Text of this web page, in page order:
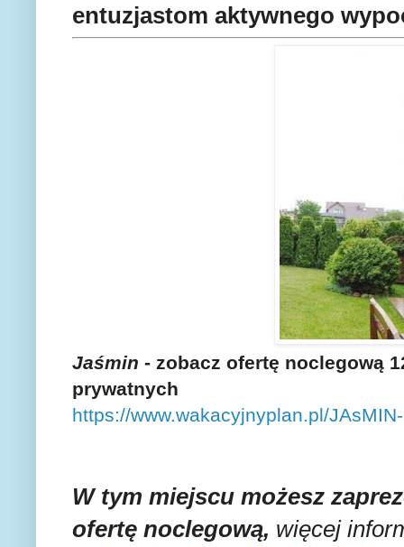
entuzjastom aktywnego
Jaśmin - zobacz ofertę noclegową
prywatnych
https://www.wakacyjnyplan.pl/
W tym miejscu możesz
ofertę noclegową, więcej